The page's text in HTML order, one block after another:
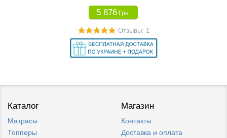
5 876 Грн
Отзывы: 1
Каталог
Матрасы
Топперы
Магазин
Контакты
Доставка и оплата